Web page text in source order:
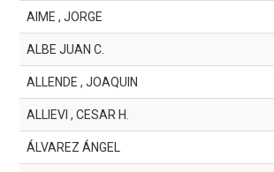
AIME , JORGE
ALBE JUAN C.
ALLENDE , JOAQUIN
ALLIEVI , CESAR H.
ÁLVAREZ ÁNGEL